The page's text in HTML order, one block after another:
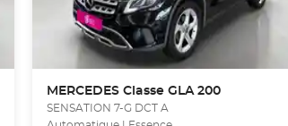
MERCEDES Classe GLA 200
SENSATION 7-G DCT A